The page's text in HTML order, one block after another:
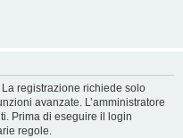
registrazione richiede solo
avanzate. L’amministratore
Prima di eseguire il login
regole.